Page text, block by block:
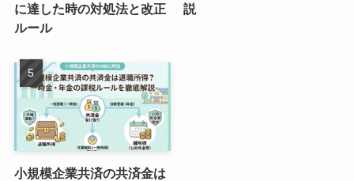
に達した時の対処法と改正
ルール
説
小規模企業共済の共済金は